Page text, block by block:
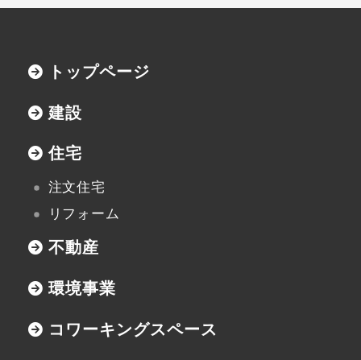
TEL:0258-82-0535
トップページ
建設
住宅
注文住宅
リフォーム
不動産
環境事業
コワーキングスペース